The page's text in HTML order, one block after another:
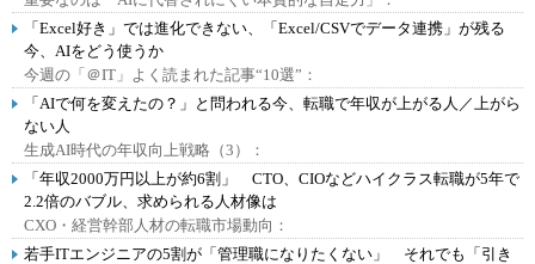
「Excel好き」では進化できない、「Excel/CSVでデータ連携」が残る
今、AIをどう使うか
今週の「＠IT」よく読まれた記事“10選”：
「AIで何を変えたの？」と問われる今、転職で年収が上がる人／上がら
ない人
生成AI時代の年収向上戦略（3）：
「年収2000万円以上が約6割」 CTO、CIOなどハイクラス転職が5年で
2.2倍のバブル、求められる人材像は
CXO・経営幹部人材の転職市場動向：
若手ITエンジニアの5割が「管理職になりたくない」 それでも「引き